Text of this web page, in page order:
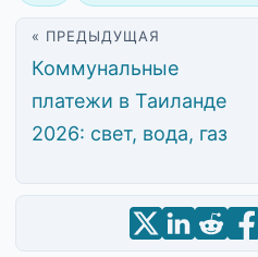
« ПРЕДЫДУЩАЯ
Коммунальные
платежи в Таиланде
2026: свет, вода, газ